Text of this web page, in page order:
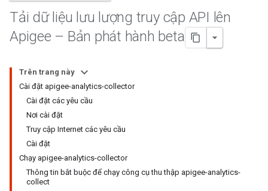
Tải dữ liệu lưu lượng truy cập API lên
Apigee – Bản phát hành beta
Trên trang này
Cài đặt apigee-analytics-collector
Cài đặt các yêu cầu
Nơi cài đặt
Truy cập Internet các yêu cầu
Cài đặt
Chạy apigee-analytics-collector
Thông tin bắt buộc để chạy công cụ thu thập apigee-analytics-
collect